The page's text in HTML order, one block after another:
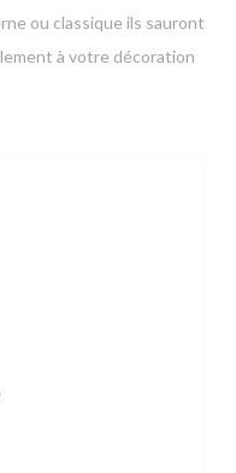
ou classique ils sauront
à votre décoration